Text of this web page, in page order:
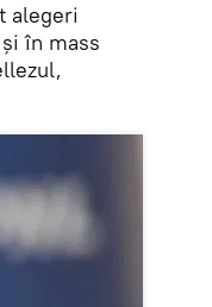
alegeri
în mass